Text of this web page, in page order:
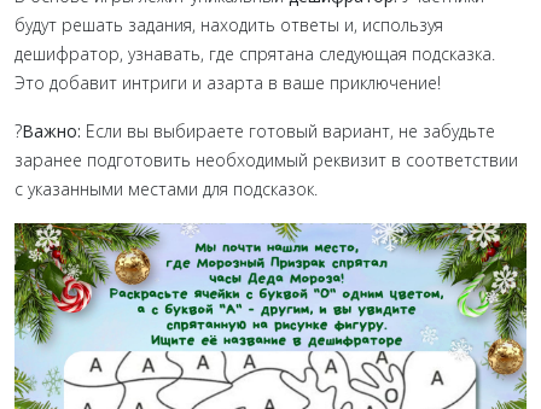
будут решать задания, находить ответы и, используя
дешифратор, узнавать, где спрятана следующая подсказка.
Это добавит интриги и азарта в ваше приключение!
?Важно: Если вы выбираете готовый вариант, не забудьте
заранее подготовить необходимый реквизит в соответствии
с указанными местами для подсказок.